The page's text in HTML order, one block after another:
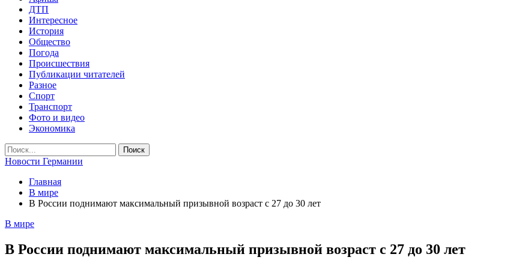
ДТП
Интересное
История
Общество
Погода
Происшествия
Публикации читателей
Разное
Спорт
Транспорт
Фото и видео
Экономика
Новости Германии
Главная
В мире
В России поднимают максимальный призывной возраст с 27 до 30 лет
В мире
В России поднимают максимальный призывной возраст с 27 до 30 лет